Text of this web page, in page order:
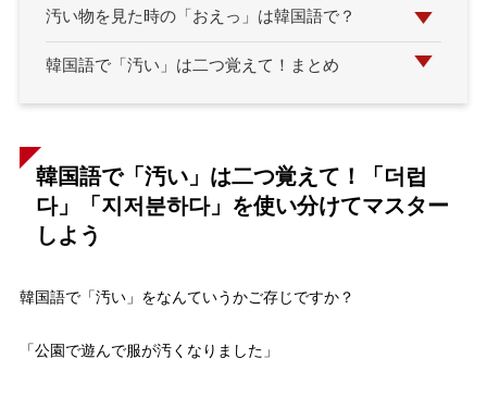
汚い物を見た時の「おえっ」は韓国語で？
韓国語で「汚い」は二つ覚えて！まとめ
韓国語で「汚い」は二つ覚えて！「더럽
다」「지저분하다」を使い分けてマスター
しよう
韓国語で「汚い」をなんていうかご存じですか？
「公園で遊んで服が汚くなりました」